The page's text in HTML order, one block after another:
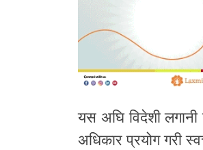
यस अघि विदेशी
अधिकार प्रयोग गरी